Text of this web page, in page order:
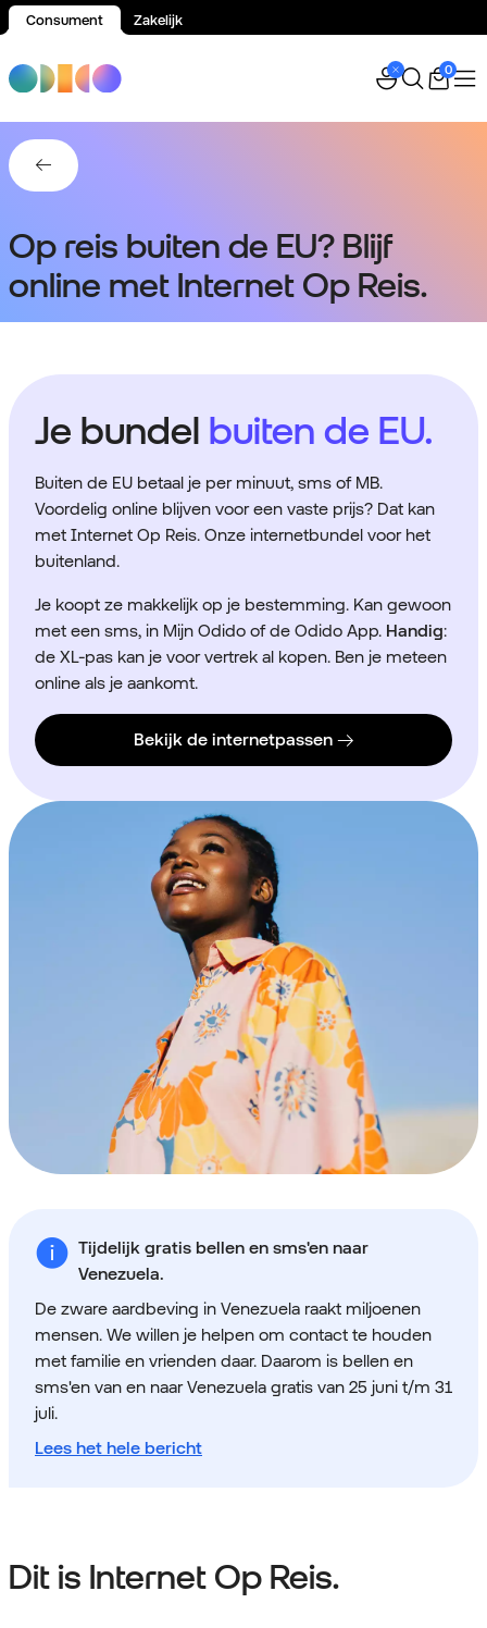
Consument Zakelijk
0
Terug naar Bellen en internetten in het buitenland.
Op reis buiten de EU? Blijf
online met Internet Op Reis.
Je bundel buiten de EU.
Buiten de EU betaal je per minuut, sms of MB.
Voordelig online blijven voor een vaste prijs? Dat kan
met Internet Op Reis. Onze internetbundel voor het
buitenland.
Je koopt ze makkelijk op je bestemming. Kan gewoon
met een sms, in Mijn Odido of de Odido App. Handig:
de XL-pas kan je voor vertrek al kopen. Ben je meteen
online als je aankomt.
Bekijk de internetpassen
Tijdelijk gratis bellen en sms'en naar
Venezuela.
De zware aardbeving in Venezuela raakt miljoenen
mensen. We willen je helpen om contact te houden
met familie en vrienden daar. Daarom is bellen en
sms'en van en naar Venezuela gratis van 25 juni t/m 31
juli.
Lees het hele bericht
Dit is Internet Op Reis.